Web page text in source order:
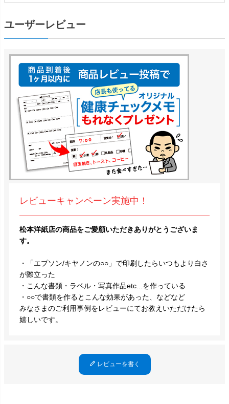
ユーザーレビュー
レビューキャンペーン実施中！
松本洋紙店の商品をご愛顧いただきありがとうございま
す。
・「エプソン/キヤノンの○○」で印刷したらいつもより白さ
が際立った
・こんな書類・ラベル・写真作品etc...を作っている
・○○で書類を作るとこんな効果があった、などなど
みなさまのご利用事例をレビューにてお教えいただけたら
嬉しいです。
レビューを書く